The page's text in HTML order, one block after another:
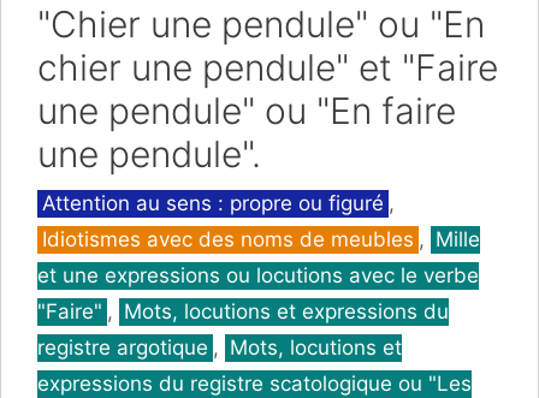
"Chier une pendule" ou "En
chier une pendule" et "Faire
une pendule" ou "En faire
une pendule".
Catégories
Attention au sens : propre ou figuré ,
Idiotismes avec des noms de meubles , Mille
et une expressions ou locutions avec le verbe
"Faire" , Mots, locutions et expressions du
registre argotique , Mots, locutions et
expressions du registre scatologique ou "Les